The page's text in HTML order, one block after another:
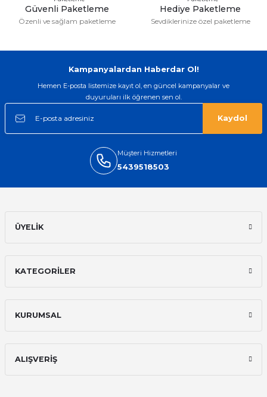
Swatch yos Model saatime aldim
Sipariş verdikten 2 gün sonra ulaştı.
Oldukça kaliteli ve şık bir görünümü
rahatsız etmiyor ve tam oturdu.
olacak...
Sinan Tatlicioglu | 30/01/2026
İlk defa alışveriş yaptım ve gayet
Güvenli Paketleme
Özenli ve sağlam paketleme
Hediye Paketleme
Sevdiklerinize özel paketleme
Kampanyalardan Haberdar Ol!
Hemen E-posta listemize kayıt ol, en güncel kampanyalar ve
duyuruları ilk öğrenen sen ol.
Kaydol
Müşteri Hizmetleri
5439518503
ÜYELİK
KATEGORİLER
KURUMSAL
ALIŞVERİŞ